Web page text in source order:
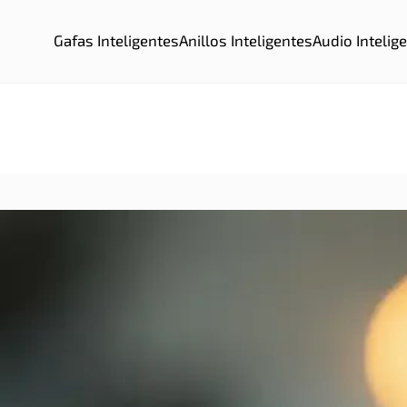
Gafas InteligentesAnillos InteligentesAudio